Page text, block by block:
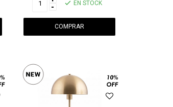
- EN STOCK